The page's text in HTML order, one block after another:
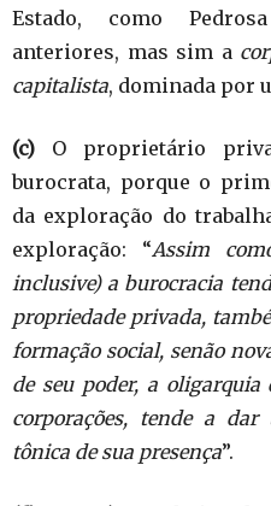
Estado, como
anteriores, mas sim a
capitalista, dominada por
(c) O proprietário
burocrata, porque o
da exploração do
exploração: “Assim
inclusive) a burocracia
propriedade privada,
formação social, senão
de seu poder, a
corporações, tende a
tônica de sua presença”.